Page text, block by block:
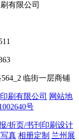
有限公司
临街一层商铺
刷有限公司 网站地
号
/折页/书刊印刷设计
真 相册定制 兰州展